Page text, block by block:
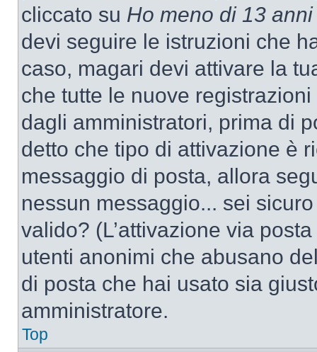
cliccato su Ho meno di 13 anni
devi seguire le istruzioni che
caso, magari devi attivare la
che tutte le nuove
dagli amministratori, prima di
detto che tipo di attivazione è
messaggio di posta, allora
nessun messaggio... sei
valido? (L’attivazione via
utenti anonimi che abusano
di posta che hai usato sia
amministratore.
Top